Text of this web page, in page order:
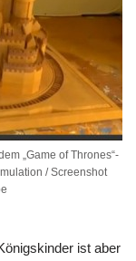
„Game of Thrones“-
/ Screenshot
ist aber